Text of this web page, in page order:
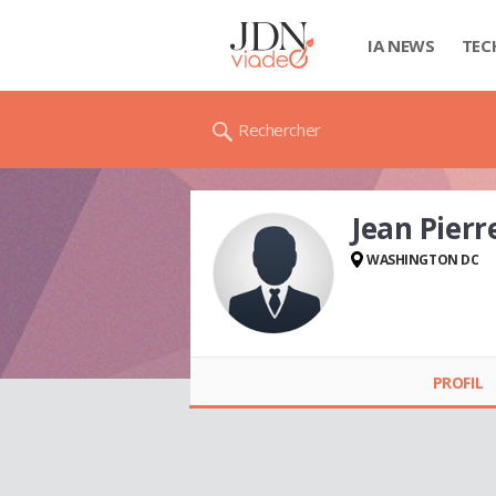
IA NEWS
Rechercher
Jean
WASHINGTON DC
PROFIL